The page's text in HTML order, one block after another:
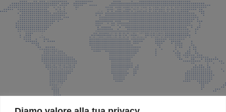
COMMERCIALE E SPEDIZIONI
Via Padre Elzi, 32 Grassobbio (BG)
035 525015
035 335037
info@faeg.it
SITE MAP